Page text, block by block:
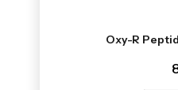
Oxy-R